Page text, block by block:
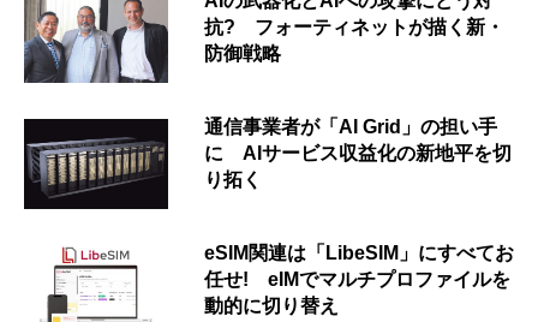
抗? フォーティネットが描く新・
防御戦略
通信事業者が「AI Grid」の担い手
に AIサービス収益化の新地平を切
り拓く
eSIM関連は「LibeSIM」にすべてお
任せ! eIMでマルチプロファイルを
動的に切り替え